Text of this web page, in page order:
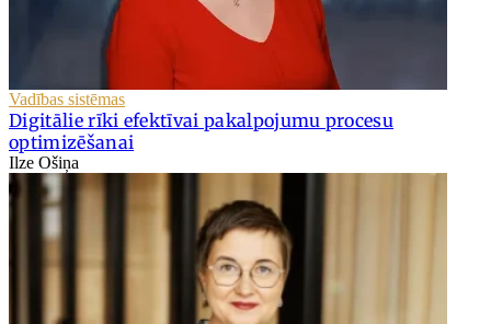
Vadības sistēmas
Digitālie rīki efektīvai pakalpojumu procesu
optimizēšanai
Ilze Ošiņa